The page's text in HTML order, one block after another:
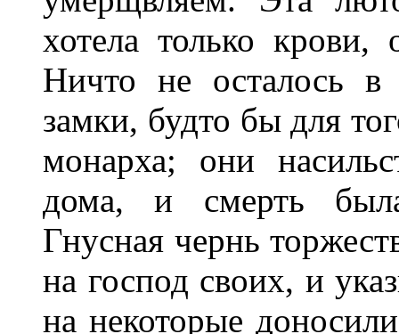
хотела только крови,
Ничто не осталось в
замки, будто бы для
монарха; они
дома, и смерть была
Гнусная чернь
на господ своих, и
на некоторые